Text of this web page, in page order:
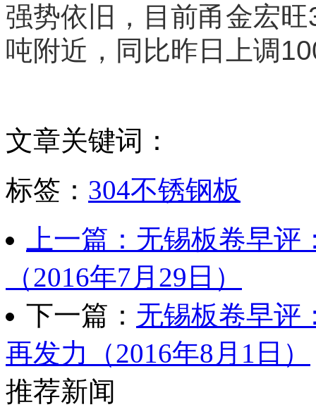
强势依旧，目前甬金宏
吨附近，同比昨日上调
文章关键词：
标签： 304不锈钢板
上一篇：无锡板卷早
（2016年7月29日）
下一篇： 无锡板卷早评
再发力（2016年8月1日）
推荐新闻